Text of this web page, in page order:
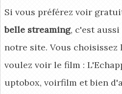
Si vous préférez voir
belle streaming, c'est
notre site. Vous
voulez voir le film :
uptobox, voirfilm et bien